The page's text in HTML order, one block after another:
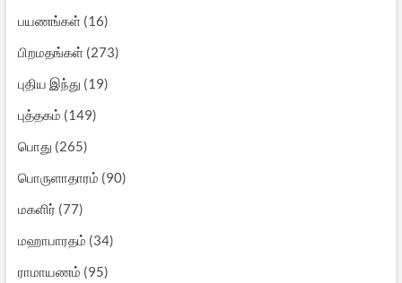
பயணங்கள்(16)
பிறமதங்கள்(273)
புதிய இந்து (19)
புத்தகம் (149)
பொது (265)
பொருளாதாரம் (90)
மகளிர் (77)
மஹாபாரதம் (34)
ராமாயணம் (95)